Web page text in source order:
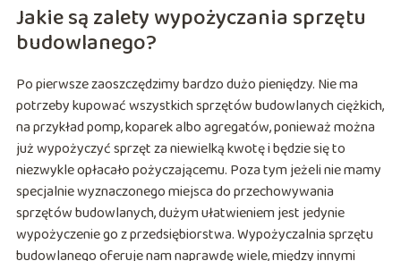
Jakie są zalety wypożyczania sprzętu
budowlanego?
Po pierwsze zaoszczędzimy bardzo dużo pieniędzy. Nie ma
potrzeby kupować wszystkich sprzętów budowlanych ciężkich,
na przykład pomp, koparek albo agregatów, ponieważ można
już wypożyczyć sprzęt za niewielką kwotę i będzie się to
niezwykle opłacało pożyczającemu. Poza tym jeżeli nie mamy
specjalnie wyznaczonego miejsca do przechowywania
sprzętów budowlanych, dużym ułatwieniem jest jedynie
wypożyczenie go z przedsiębiorstwa. Wypożyczalnia sprzętu
budowlanego oferuje nam naprawdę wiele, między innymi